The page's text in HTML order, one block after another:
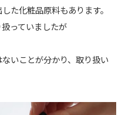
た化粧品原料もあります。
っていましたが
いことが分かり、取り扱い